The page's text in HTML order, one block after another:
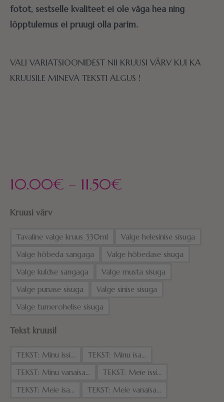
fotot, sestselle kvaliteet ei ole väga hea ning
lõpptulemus ei pruugi olla parim.
VALI VARIATSIOONIDEST NII KRUUSI VÄRV KUI KA
KRUUSILE MINEVA TEKSTI ALGUS !
10.00€ – 11.50€
Kruusi värv
Tavaline valge kruus 330ml
Valge helesinise sisuga
Valge hõbeda sangaga
Valge hõbedase sisuga
Valge kuldse sangaga
Valge musta sisuga
Valge punase sisuga
Valge sinise sisuga
Valge tumerohelise sisuga
Tekst kruusil
TEKST: Minu issi...
TEKST: Minu isa...
TEKST: Minu vanaisa...
TEKST: Meie issi...
TEKST: Meie isa...
TEKST: Meie vanaisa...